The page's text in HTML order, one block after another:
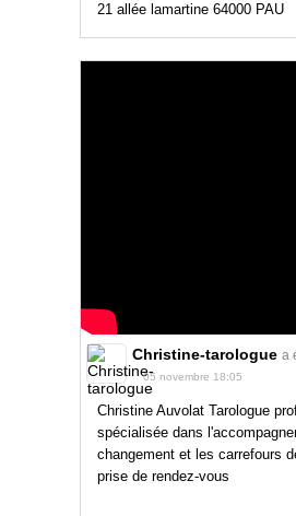
21 allée lamartine 64000 PAU
Christine-tarologue a
05 novembre 18:05
Christine Auvolat Tarologue
spécialisée dans
changement et les carrefours
prise de rendez-vous